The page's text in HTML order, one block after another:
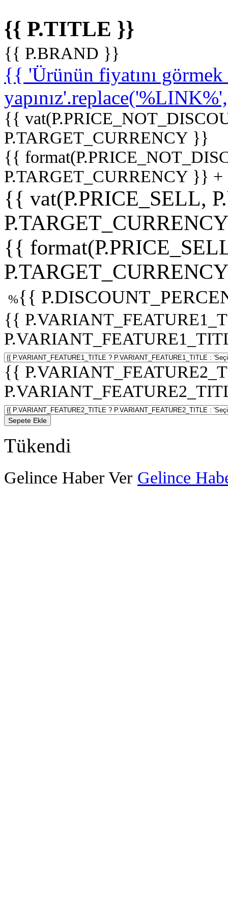
{{ P.TITLE }}
{{ P.BRAND }}
{{ 'Ürünün fiyatını
{{
P.TARGET_CURRENCY }}
{{
P.TARGET_CURRENCY }}
{{ vat(P.PRICE_SELL,
{{
%{{
{{
{{
Sepete Ekle
Tükendi
Gelince Haber Ver Gelince